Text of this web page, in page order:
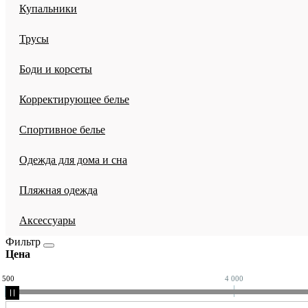
Купальники
Трусы
Боди и корсеты
Корректирующее белье
Спортивное белье
Одежда для дома и сна
Пляжная одежда
Аксессуары
Фильтр
Цена
500 4 000